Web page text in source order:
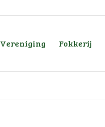
Vereniging Fokkerij